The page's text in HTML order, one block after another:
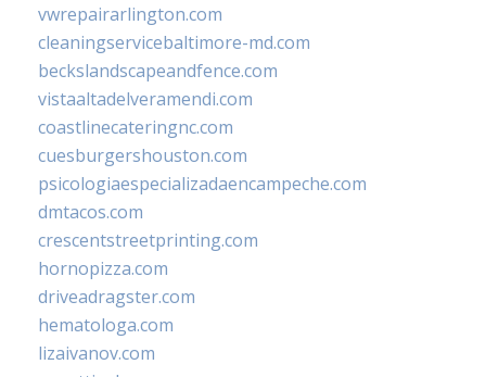
vwrepairarlington.com
cleaningservicebaltimore-md.com
beckslandscapeandfence.com
vistaaltadelveramendi.com
coastlinecateringnc.com
cuesburgershouston.com
psicologiaespecializadaencampeche.com
dmtacos.com
crescentstreetprinting.com
hornopizza.com
driveadragster.com
hematologa.com
lizaivanov.com